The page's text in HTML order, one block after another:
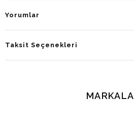
Yorumlar
Taksit Seçenekleri